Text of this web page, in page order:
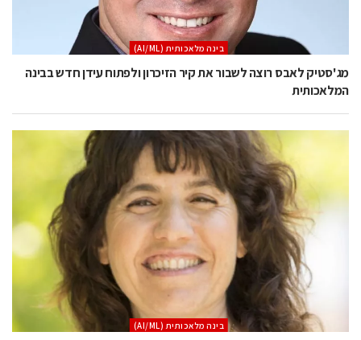
בינה מלאכותית (AI/ML)
מג'סטיק לאבס רוצה לשבור את קיר הזיכרון ולפתוח עידן חדש בבינה
המלאכותית
בינה מלאכותית (AI/ML)